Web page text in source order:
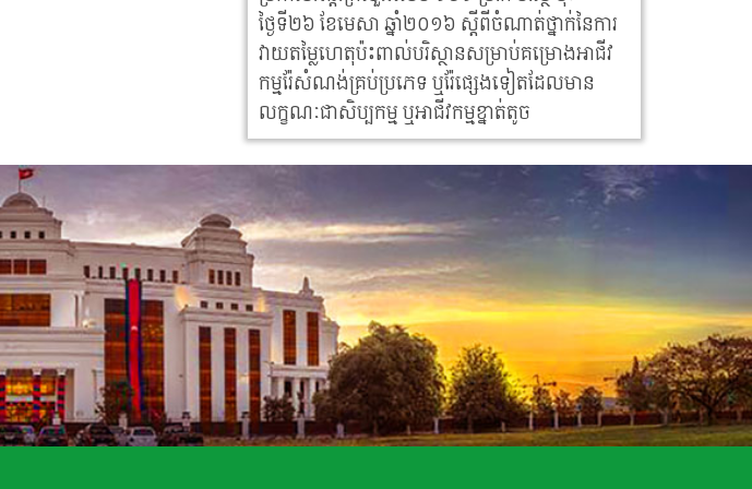
ថ្ងៃទី២៦ ខែមេសា ឆ្នាំ២០១៦ ស្តីពីចំណាត់ថ្នាក់នៃការ
វាយតម្លៃហេតុប៉ះពាល់បរិស្ថានសម្រាប់គម្រោងអាជីវ
កម្មរ៉ែសំណង់គ្រប់ប្រភេទ ឬរ៉ែផ្សេងទៀតដែលមាន
លក្ខណៈជាសិប្បកម្ម ឬអាជីវកម្មខ្នាត់តូច